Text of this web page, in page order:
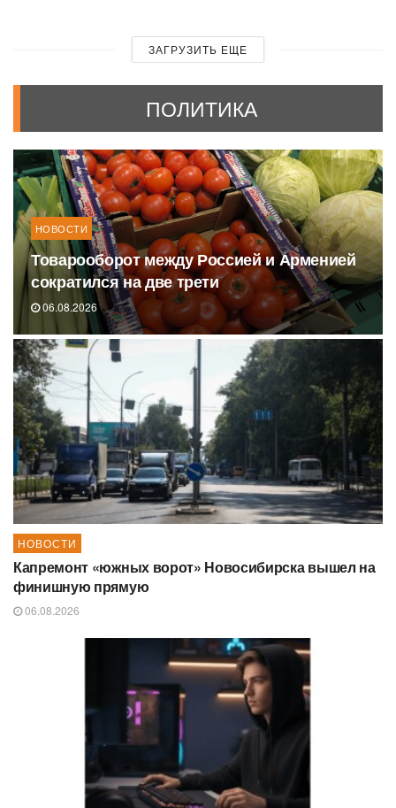
ЗАГРУЗИТЬ ЕЩЕ
ПОЛИТИКА
НОВОСТИ
Товарооборот между Россией и Арменией
сократился на две трети
06.08.2026
НОВОСТИ
Капремонт «южных ворот» Новосибирска вышел на
финишную прямую
06.08.2026